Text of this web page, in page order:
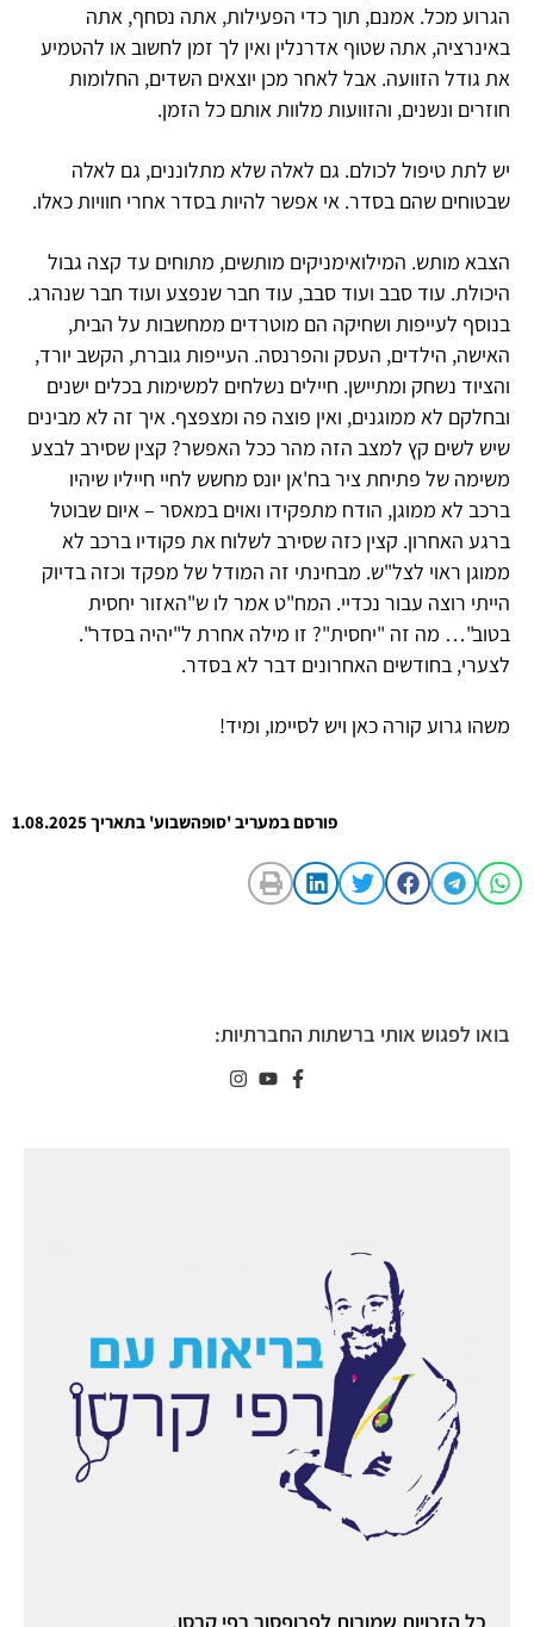
הגרוע מכל. אמנם, תוך כדי הפעילות, אתה נסחף, אתה
באינרציה, אתה שטוף אדרנלין ואין לך זמן לחשוב או להטמיע
את גודל הזוועה. אבל לאחר מכן יוצאים השדים, החלומות
חוזרים ונשנים, והזוועות מלוות אותם כל הזמן.
יש לתת טיפול לכולם. גם לאלה שלא מתלוננים, גם לאלה
שבטוחים שהם בסדר. אי אפשר להיות בסדר אחרי חוויות כאלו.
הצבא מותש. המילואימניקים מותשים, מתוחים עד קצה גבול
היכולת. עוד סבב ועוד סבב, עוד חבר שנפצע ועוד חבר שנהרג.
בנוסף לעייפות ושחיקה הם מוטרדים ממחשבות על הבית,
האישה, הילדים, העסק והפרנסה. העייפות גוברת, הקשב יורד,
והציוד נשחק ומתיישן. חיילים נשלחים למשימות בכלים ישנים
ובחלקם לא ממוגנים, ואין פוצה פה ומצפצף. איך זה לא מבינים
שיש לשים קץ למצב הזה מהר ככל האפשר? קצין שסירב לבצע
משימה של פתיחת ציר בח'אן יונס מחשש לחיי חייליו שיהיו
ברכב לא ממוגן, הודח מתפקידו ואוים במאסר – איום שבוטל
ברגע האחרון. קצין כזה שסירב לשלוח את פקודיו ברכב לא
ממוגן ראוי לצל"ש. מבחינתי זה המודל של מפקד וכזה בדיוק
הייתי רוצה עבור נכדיי. המח"ט אמר לו ש"האזור יחסית
בטוב"… מה זה "יחסית"? זו מילה אחרת ל"יהיה בסדר".
לצערי, בחודשים האחרונים דבר לא בסדר.
משהו גרוע קורה כאן ויש לסיימו, ומיד!
פורסם במעריב 'סופהשבוע' בתאריך 1.08.2025
בואו לפגוש אותי ברשתות החברתיות: